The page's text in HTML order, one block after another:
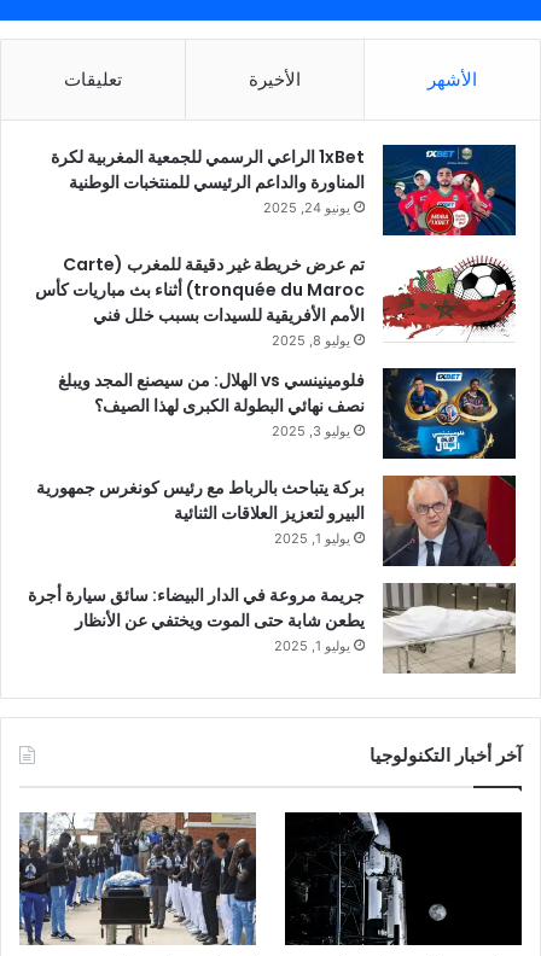
الأشهر الأخيرة تعليقات
1xBet الراعي الرسمي للجمعية المغربية لكرة
المناورة والداعم الرئيسي للمنتخبات الوطنية
يونيو 24, 2025
تم عرض خريطة غير دقيقة للمغرب (Carte
tronquée du Maroc) أثناء بث مباريات كأس
الأمم الأفريقية للسيدات بسبب خلل فني
يوليو 8, 2025
فلومينينسي vs الهلال: من سيصنع المجد ويبلغ
نصف نهائي البطولة الكبرى لهذا الصيف؟
يوليو 3, 2025
بركة يتباحث بالرباط مع رئيس كونغرس جمهورية
البيرو لتعزيز العلاقات الثنائية
يوليو 1, 2025
جريمة مروعة في الدار البيضاء: سائق سيارة أجرة
يطعن شابة حتى الموت ويختفي عن الأنظار
يوليو 1, 2025
آخر أخبار التكنولوجيا